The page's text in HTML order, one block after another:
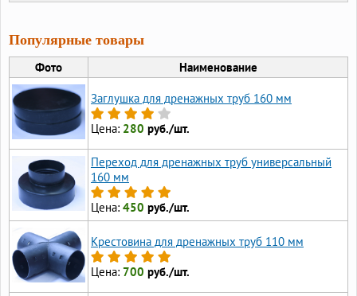
Популярные товары
Фото Наименование
Заглушка для дренажных труб 160 мм
Цена: 280 руб./шт.
Переход для дренажных труб универсальный
160 мм
Цена: 450 руб./шт.
Крестовина для дренажных труб 110 мм
Цена: 700 руб./шт.